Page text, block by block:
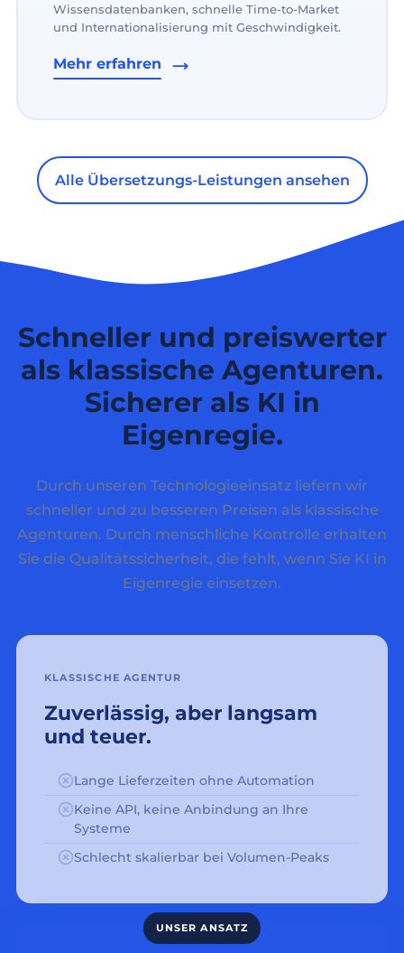
Wissensdatenbanken, schnelle Time-to-Market
und Internationalisierung mit Geschwindigkeit.
Mehr erfahren
Alle Übersetzungs-Leistungen ansehen
Schneller und preiswerter
als klassische Agenturen.
Sicherer als KI in
Eigenregie.
Durch unseren Technologieeinsatz liefern wir
schneller und zu besseren Preisen als klassische
Agenturen. Durch menschliche Kontrolle erhalten
Sie die Qualitätssicherheit, die fehlt, wenn Sie KI in
Eigenregie einsetzen.
KLASSISCHE AGENTUR
Zuverlässig, aber langsam
und teuer.
Lange Lieferzeiten ohne Automation
Keine API, keine Anbindung an Ihre
Systeme
Schlecht skalierbar bei Volumen-Peaks